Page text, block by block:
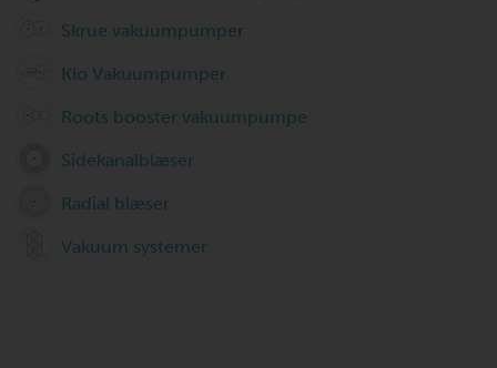
Skrue vakuumpumper
Klo Vakuumpumper
Roots booster vakuumpumpe
Sidekanalblæser
Radial blæser
Vakuum systemer